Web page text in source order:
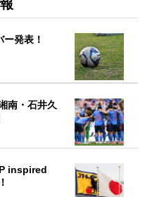
発表！
南・石井久
inspired